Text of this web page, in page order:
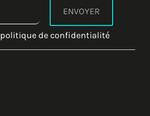
politique de confidentialité